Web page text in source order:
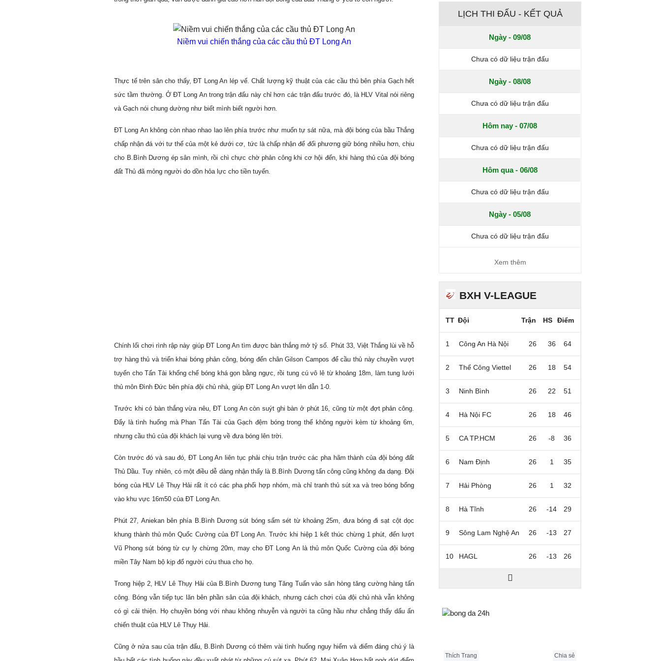
Niềm vui chiến thắng của các cầu thủ ĐT Long An
Thực tế trên sân cho thấy, ĐT Long An lép vế. Chất lượng kỹ thuật của các cầu thủ bên phía Gạch hết
sức tầm thường. Ở ĐT Long An trong trận đấu này chỉ hơn các trận đấu trước đó, là HLV Vital nói riêng
và Gạch nói chung dường như biết mình biết người hơn.
ĐT Long An không còn nhao nhao lao lên phía trước như muốn tự sát nữa, mà đội bóng của bầu Thắng
chấp nhận đá với tư thế của một kẻ dưới cơ, tức là chấp nhận để đối phương giữ bóng nhiều hơn, chịu
cho B.Bình Dương ép sân mình, rồi chì chực chờ phản công khi cơ hội đến, khi hàng thủ của đội bóng
đất Thủ đã mỏng người do dồn hỏa lực cho tiền tuyến.
Chính lối chơi rình rập này giúp ĐT Long An tìm được bàn thắng mở tỷ số. Phút 33, Việt Thắng lùi về hỗ
trợ hàng thủ và triển khai bóng phản công, bóng đến chân Gilson Campos để cầu thủ này chuyền vượt
tuyến cho Tấn Tài khống chế bóng khá gọn bằng ngực, rồi tung cú vô lê từ khoảng 18m, làm tung lưới
thủ môn Đình Đức bên phía đội chủ nhà, giúp ĐT Long An vượt lên dẫn 1-0.
Trước khi có bàn thắng vừa nêu, ĐT Long An còn suýt ghi bàn ở phút 16, cũng từ một đợt phản công.
Đấy là tình huống mà Phan Tấn Tài của Gạch đệm bóng trong thế không người kèm từ khoảng 6m,
nhưng cầu thủ của đội khách lại vụng về đưa bóng lên trời.
Còn trước đó và sau đó, ĐT Long An liên tục phải chịu trận trước các pha hãm thành của đội bóng đất
Thủ Dầu. Tuy nhiên, có một điều dễ dàng nhận thấy là B.Bình Dương tấn công cũng không đa dạng. Đội
bóng của HLV Lê Thụy Hải rất ít có các pha phối hợp nhóm, mà chỉ tranh thủ sút xa và treo bóng bổng
vào khu vực 16m50 của ĐT Long An.
Phút 27, Aniekan bên phía B.Bình Dương sút bóng sấm sét từ khoảng 25m, đưa bóng đi sạt cột dọc
khung thành thủ môn Quốc Cường của ĐT Long An. Trước khi hiệp 1 kết thúc chừng 1 phút, đến lượt
Vũ Phong sút bóng từ cự ly chừng 20m, may cho ĐT Long An là thủ môn Quốc Cường của đội bóng
miền Tây Nam bộ kịp đổ người cứu thua cho họ.
Trong hiệp 2, HLV Lê Thụy Hải của B.Bình Dương tung Tăng Tuấn vào sân hòng tăng cường hàng tấn
công. Bóng vẫn tiếp tục lăn bên phần sân của đội khách, nhưng cách chơi của đội chủ nhà vẫn không
có gì cải thiện. Họ chuyền bóng với nhau không nhuyễn và người ta cũng hầu như chẳng thấy dấu ấn
chiến thuật của HLV Lê Thụy Hải.
Cũng ở nửa sau của trận đấu, B.Bình Dương có thêm vài tình huống nguy hiểm và điểm đáng chú ý là
LỊCH THI ĐẤU - KẾT QUẢ
Ngày - 09/08
Chưa có dữ liệu trận đấu
Ngày - 08/08
Chưa có dữ liệu trận đấu
Hôm nay - 07/08
Chưa có dữ liệu trận đấu
Hôm qua - 06/08
Chưa có dữ liệu trận đấu
Ngày - 05/08
Chưa có dữ liệu trận đấu
Xem thêm
BXH V-LEAGUE
TT Đội Trận HS Điểm
1 Công An Hà Nội 26 36 64
2 Thể Công Viettel 26 18 54
3 Ninh Bình 26 22 51
4 Hà Nội FC 26 18 46
5 CA TP.HCM 26 -8 36
6 Nam Định 26 1 35
7 Hải Phòng 26 1 32
8 Hà Tĩnh 26 -14 29
9 Sông Lam Nghệ An 26 -13 27
10 HAGL 26 -13 26
Thích Trang Chia sẻ